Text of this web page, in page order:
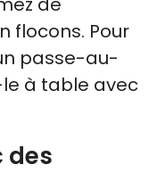
flocons. Pour
passe-au-
à table avec
des